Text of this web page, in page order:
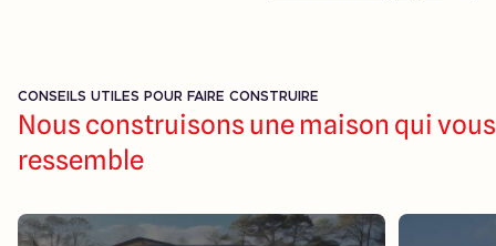
CONSEILS UTILES POUR FAIRE CONSTRUIRE
Nous construisons une maison qui vous
ressemble